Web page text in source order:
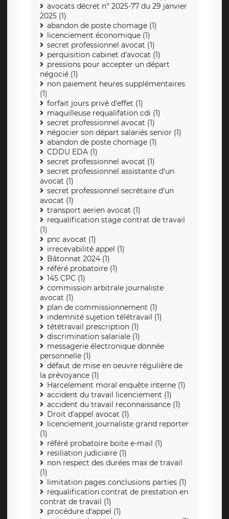
avocats décret n° 2025-77 du 29 janvier
2025 (1)
abandon de poste chomage (1)
licenciement économique (1)
secret professionnel avocat (1)
perquisition cabinet d'avocat (1)
pressions pour accepter un départ
négocié (1)
non paiement heures supplémentaires
(1)
forfait jours privé d'effet (1)
maquilleuse requalifation cdi (1)
secret professionnel avocat (1)
négocier son départ salariés senior (1)
abandon de poste chomage (1)
CDDU EDA (1)
secret professionnel avocat (1)
secret professionnel assistante d'un
avocat (1)
secret professionnel secrétaire d'un
avocat (1)
transport aerien avocat (1)
requalification stage contrat de travail
(1)
pnc avocat (1)
irrecevabilité appel (1)
Bâtonnat 2024 (1)
référé probatoire (1)
145 CPC (1)
commission arbitrale journaliste
avocat (1)
plan de commissionnement (1)
indemnité sujetion télétravail (1)
tététravail prescription (1)
discrimination salariale (1)
messagerie électronique donnée
personnelle (1)
défaut de mise en oeuvre régulière de
la prévoyance (1)
Harcelement moral enquête interne (1)
accident du travail licenciement (1)
accident du travail reconnaissance (1)
Droit d'appel avocat (1)
licenciement journaliste grand reporter
(1)
référé probatoire boite e-mail (1)
resiliation judiciaire (1)
non respect des durées max de travail
(1)
limitation pages conclusions parties (1)
requalification contrat de prestation en
contrat de travail (1)
procédure d'appel (1)